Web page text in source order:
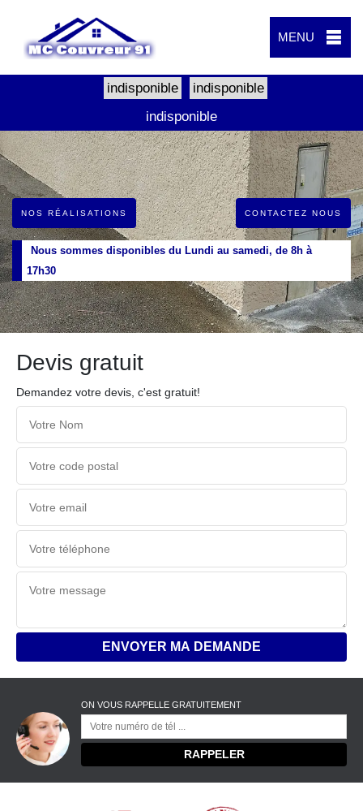
MENU
indisponible
indisponible
indisponible
NOS RÉALISATIONS CONTACTEZ NOUS
Nous sommes disponibles du Lundi au samedi, de 8h à
17h30
Devis gratuit
Demandez votre devis, c'est gratuit!
ON VOUS RAPPELLE GRATUITEMENT